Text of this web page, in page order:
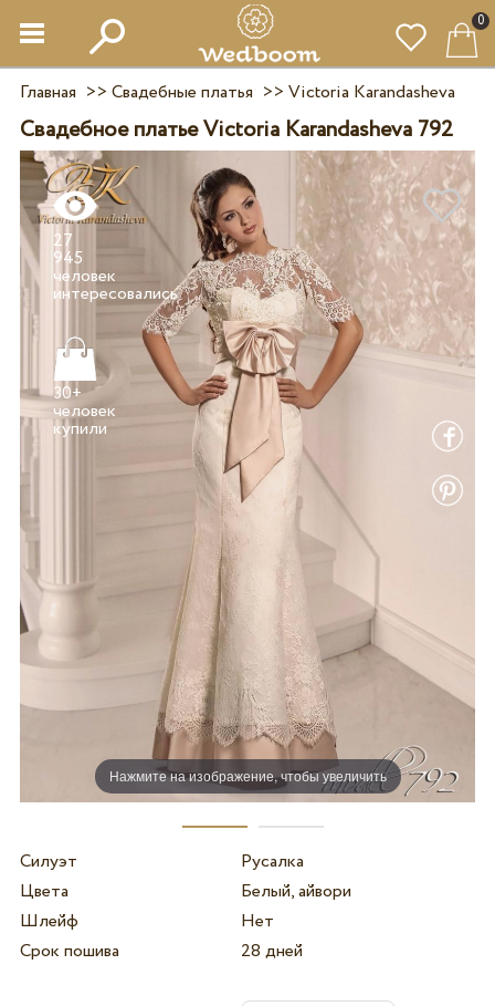
0
Главная >> Свадебные платья >> Victoria Karandasheva
Свадебное платье Victoria Karandasheva 792
Нажмите на изображение, чтобы увеличить
27
945
человек
интересовались
30+
человек
Силуэт
Русалка
Цвета
Белый, айвори
Шлейф
Нет
Срок пошива
28 дней